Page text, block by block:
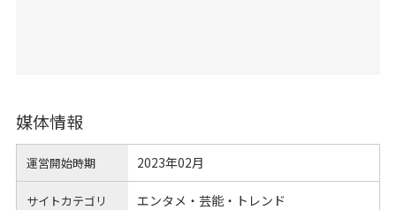
媒体情報
運営開始時期 2023年02月
サイトカテゴリ エンタメ・芸能・トレンド